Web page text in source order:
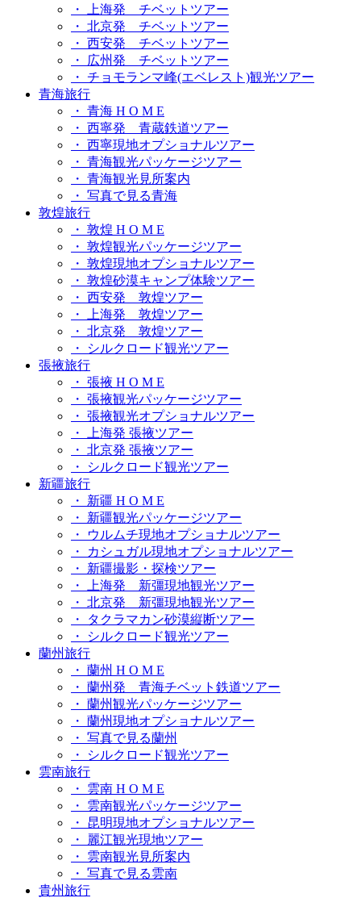
・ 上海発 チベットツアー
・ 北京発 チベットツアー
・ 西安発 チベットツアー
・ 広州発 チベットツアー
・ チョモランマ峰(エベレスト)観光ツアー
青海旅行
・ 青海 H O M E
・ 西寧発 青蔵鉄道ツアー
・ 西寧現地オプショナルツアー
・ 青海観光パッケージツアー
・ 青海観光見所案内
・ 写真で見る青海
敦煌旅行
・ 敦煌 H O M E
・ 敦煌観光パッケージツアー
・ 敦煌現地オプショナルツアー
・ 敦煌砂漠キャンプ体験ツアー
・ 西安発 敦煌ツアー
・ 上海発 敦煌ツアー
・ 北京発 敦煌ツアー
・ シルクロード観光ツアー
張掖旅行
・ 張掖 H O M E
・ 張掖観光パッケージツアー
・ 張掖観光オプショナルツアー
・ 上海発 張掖ツアー
・ 北京発 張掖ツアー
・ シルクロード観光ツアー
新疆旅行
・ 新疆 H O M E
・ 新疆観光パッケージツアー
・ ウルムチ現地オプショナルツアー
・ カシュガル現地オプショナルツアー
・ 新疆撮影・探検ツアー
・ 上海発 新彊現地観光ツアー
・ 北京発 新彊現地観光ツアー
・ タクラマカン砂漠縦断ツアー
・ シルクロード観光ツアー
蘭州旅行
・ 蘭州 H O M E
・ 蘭州発 青海チベット鉄道ツアー
・ 蘭州観光パッケージツアー
・ 蘭州現地オプショナルツアー
・ 写真で見る蘭州
・ シルクロード観光ツアー
雲南旅行
・ 雲南 H O M E
・ 雲南観光パッケージツアー
・ 昆明現地オプショナルツアー
・ 麗江観光現地ツアー
・ 雲南観光見所案内
・ 写真で見る雲南
貴州旅行